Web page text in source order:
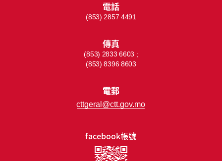
facebook帳號
電話
(853) 2857 4491
傳真
(853) 2833 6603 ;
(853) 8396 8603
電郵
cttgeral@ctt.gov.mo